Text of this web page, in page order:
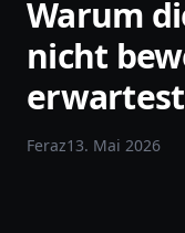
Warum
nicht
erwartest
Feraz13. Mai 2026